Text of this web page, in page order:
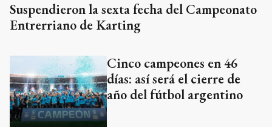
Suspendieron la sexta fecha del Campeonato
Entrerriano de Karting
Cinco campeones en 46
días: así será el cierre de
año del fútbol argentino